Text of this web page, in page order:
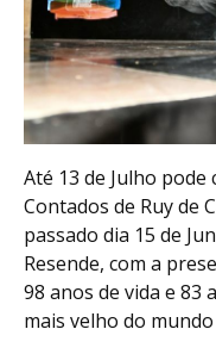
Até 13 de Julho pode
Contados de Ruy de
passado dia 15 de
Resende, com a
98 anos de vida e 83
mais velho do